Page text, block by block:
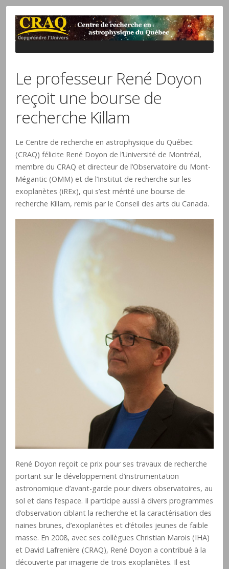
Le professeur René Doyon
reçoit une bourse de
recherche Killam
Le Centre de recherche en astrophysique du Québec
(CRAQ) félicite René Doyon de l’Université de Montréal,
membre du CRAQ et directeur de l’Observatoire du Mont-
Mégantic (OMM) et de l’Institut de recherche sur les
exoplanètes (iREx), qui s’est mérité une bourse de
recherche Killam, remis par le Conseil des arts du Canada.
René Doyon reçoit ce prix pour ses travaux de recherche
portant sur le développement d’instrumentation
astronomique d’avant-garde pour divers observatoires, au
sol et dans l’espace. Il participe aussi à divers programmes
d’observation ciblant la recherche et la caractérisation des
naines brunes, d’exoplanètes et d’étoiles jeunes de faible
masse. En 2008, avec ses collègues Christian Marois (IHA)
et David Lafrenière (CRAQ), René Doyon a contribué à la
découverte par imagerie de trois exoplanètes. Il est